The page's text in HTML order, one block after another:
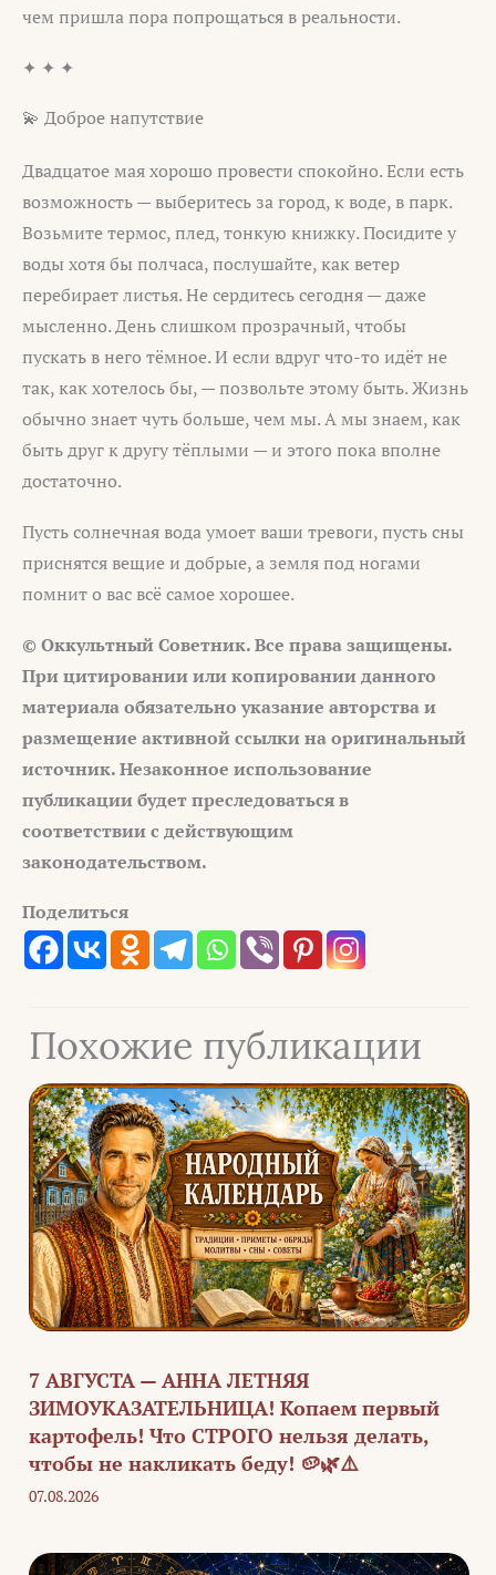
чем пришла пора попрощаться в реальности.
✦ ✦ ✦
💫 Доброе напутствие
Двадцатое мая хорошо провести спокойно. Если есть
возможность — выберитесь за город, к воде, в парк.
Возьмите термос, плед, тонкую книжку. Посидите у
воды хотя бы полчаса, послушайте, как ветер
перебирает листья. Не сердитесь сегодня — даже
мысленно. День слишком прозрачный, чтобы
пускать в него тёмное. И если вдруг что-то идёт не
так, как хотелось бы, — позвольте этому быть. Жизнь
обычно знает чуть больше, чем мы. А мы знаем, как
быть друг к другу тёплыми — и этого пока вполне
достаточно.
Пусть солнечная вода умоет ваши тревоги, пусть сны
приснятся вещие и добрые, а земля под ногами
помнит о вас всё самое хорошее.
© Оккультный Советник. Все права защищены.
При цитировании или копировании данного
материала обязательно указание авторства и
размещение активной ссылки на оригинальный
источник. Незаконное использование
публикации будет преследоваться в
соответствии с действующим
законодательством.
Поделиться
Похожие публикации
7 АВГУСТА — АННА ЛЕТНЯЯ
ЗИМОУКАЗАТЕЛЬНИЦА! Копаем первый
картофель! Что СТРОГО нельзя делать,
чтобы не накликать беду! 🥔🌿⚠️
07.08.2026